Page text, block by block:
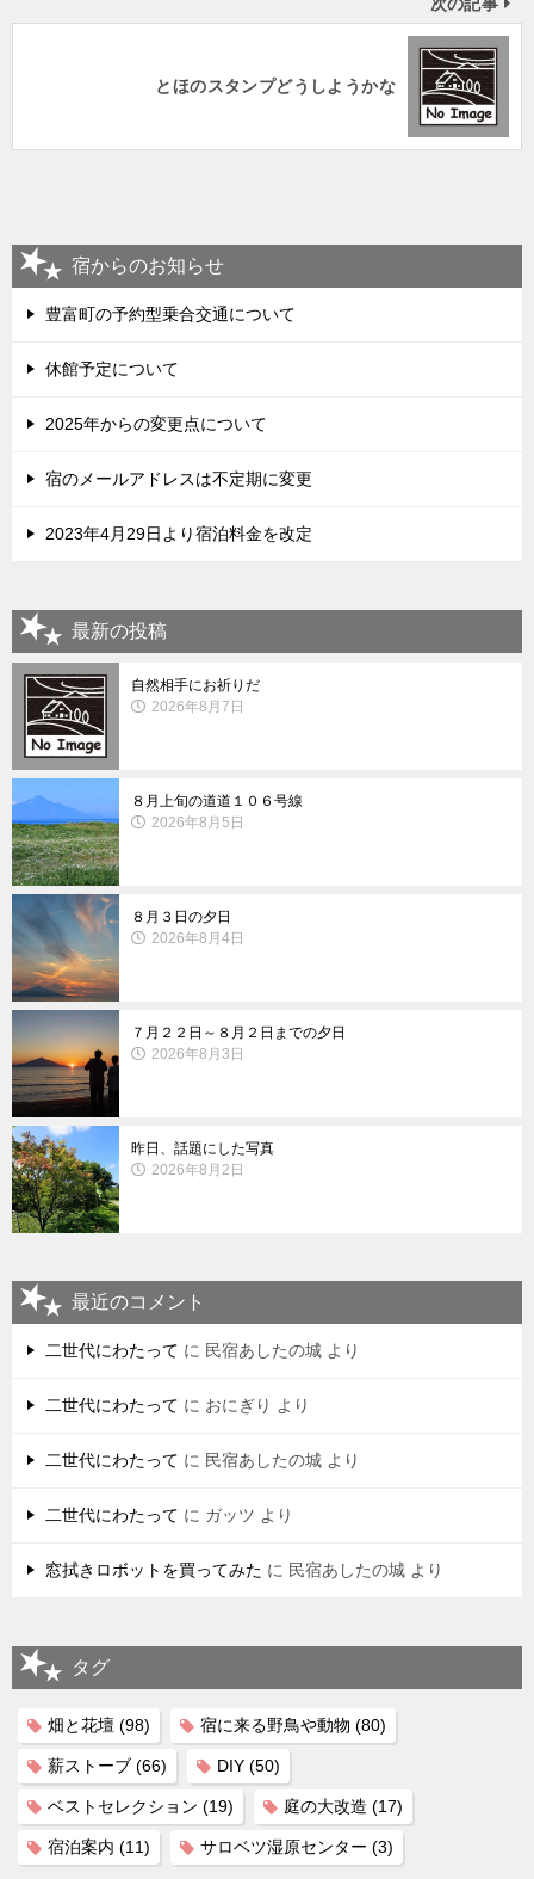
とほのスタンプどうしようかな
宿からのお知らせ
豊富町の予約型乗合交通について
休館予定について
2025年からの変更点について
宿のメールアドレスは不定期に変更
2023年4月29日より宿泊料金を改定
最新の投稿
自然相手にお祈りだ
2026年8月7日
８月上旬の道道１０６号線
2026年8月5日
８月３日の夕日
2026年8月4日
７月２２日～８月２日までの夕日
2026年8月3日
昨日、話題にした写真
2026年8月2日
最近のコメント
二世代にわたって に 民宿あしたの城 より
二世代にわたって に おにぎり より
二世代にわたって に 民宿あしたの城 より
二世代にわたって に ガッツ より
窓拭きロボットを買ってみた に 民宿あしたの城 より
タグ
畑と花壇 (98) 宿に来る野鳥や動物 (80)
薪ストーブ (66) DIY (50)
ベストセレクション (19) 庭の大改造 (17)
宿泊案内 (11) サロベツ湿原センター (3)